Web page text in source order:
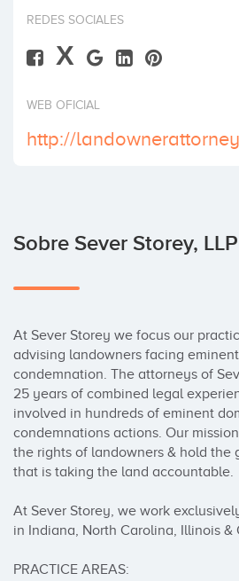
Invertir
REDES SOCIALES
X
WEB OFICIAL
http://
Sobre Sever Storey,
At Sever Storey we focus our
advising landowners facing
condemnation. The attorneys of
25 years of combined legal
involved in hundreds of eminent
condemnations actions. Our
the rights of landowners & hold the
that is taking the land accountable.
At Sever Storey, we work
in Indiana, North Carolina, Illinois &
PRACTICE AREAS: